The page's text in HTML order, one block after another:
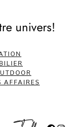
univers!
AFFAIRES